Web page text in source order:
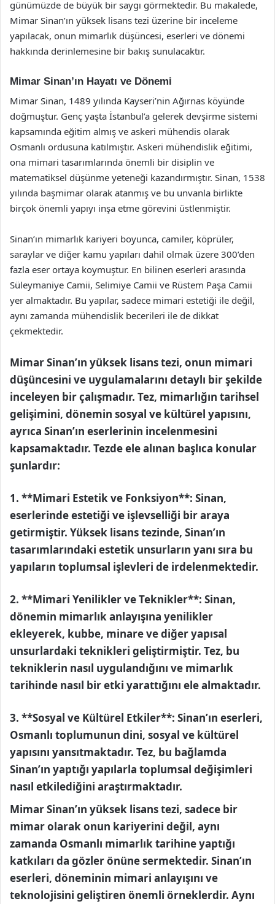
günümüzde de büyük bir saygı görmektedir. Bu makalede,
Mimar Sinan’ın yüksek lisans tezi üzerine bir inceleme
yapılacak, onun mimarlık düşüncesi, eserleri ve dönemi
hakkında derinlemesine bir bakış sunulacaktır.
Mimar Sinan’ın Hayatı ve Dönemi
Mimar Sinan, 1489 yılında Kayseri’nin Ağırnas köyünde
doğmuştur. Genç yaşta İstanbul’a gelerek devşirme sistemi
kapsamında eğitim almış ve askeri mühendis olarak
Osmanlı ordusuna katılmıştır. Askeri mühendislik eğitimi,
ona mimari tasarımlarında önemli bir disiplin ve
matematiksel düşünme yeteneği kazandırmıştır. Sinan, 1538
yılında başmimar olarak atanmış ve bu unvanla birlikte
birçok önemli yapıyı inşa etme görevini üstlenmiştir.
Sinan’ın mimarlık kariyeri boyunca, camiler, köprüler,
saraylar ve diğer kamu yapıları dahil olmak üzere 300’den
fazla eser ortaya koymuştur. En bilinen eserleri arasında
Süleymaniye Camii, Selimiye Camii ve Rüstem Paşa Camii
yer almaktadır. Bu yapılar, sadece mimari estetiği ile değil,
aynı zamanda mühendislik becerileri ile de dikkat
çekmektedir.
Mimar Sinan’ın yüksek lisans tezi, onun mimari
düşüncesini ve uygulamalarını detaylı bir şekilde
inceleyen bir çalışmadır. Tez, mimarlığın tarihsel
gelişimini, dönemin sosyal ve kültürel yapısını,
ayrıca Sinan’ın eserlerinin incelenmesini
kapsamaktadır. Tezde ele alınan başlıca konular
şunlardır:
1. **Mimari Estetik ve Fonksiyon**: Sinan,
eserlerinde estetiği ve işlevselliği bir araya
getirmiştir. Yüksek lisans tezinde, Sinan’ın
tasarımlarındaki estetik unsurların yanı sıra bu
yapıların toplumsal işlevleri de irdelenmektedir.
2. **Mimari Yenilikler ve Teknikler**: Sinan,
dönemin mimarlık anlayışına yenilikler
ekleyerek, kubbe, minare ve diğer yapısal
unsurlardaki teknikleri geliştirmiştir. Tez, bu
tekniklerin nasıl uygulandığını ve mimarlık
tarihinde nasıl bir etki yarattığını ele almaktadır.
3. **Sosyal ve Kültürel Etkiler**: Sinan’ın eserleri,
Osmanlı toplumunun dini, sosyal ve kültürel
yapısını yansıtmaktadır. Tez, bu bağlamda
Sinan’ın yaptığı yapılarla toplumsal değişimleri
nasıl etkilediğini araştırmaktadır.
Mimar Sinan’ın yüksek lisans tezi, sadece bir
mimar olarak onun kariyerini değil, aynı
zamanda Osmanlı mimarlık tarihine yaptığı
katkıları da gözler önüne sermektedir. Sinan’ın
eserleri, döneminin mimari anlayışını ve
teknolojisini geliştiren önemli örneklerdir. Aynı